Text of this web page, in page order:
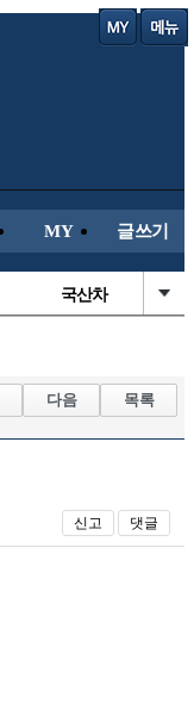
MY 글쓰기
국산차
군사/무기
다음 목록
신고 댓글